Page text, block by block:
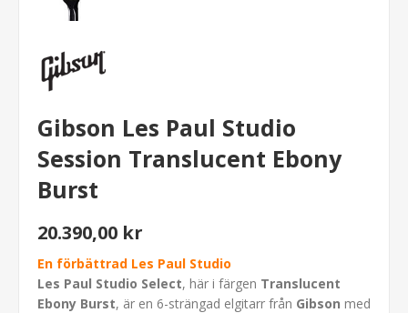
Gibson Les Paul Studio
Session Translucent Ebony
Burst
20.390,00 kr
En förbättrad Les Paul Studio
Les Paul Studio Select, här i färgen Translucent
Ebony Burst, är en 6-strängad elgitarr från Gibson med